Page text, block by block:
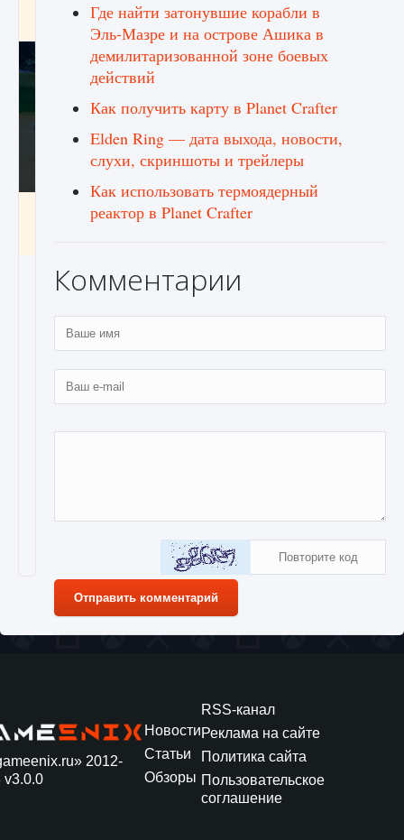
9 августа 2024 1 297 0 0
Как включить чат в Fortnite
Где найти затонувшие корабли в
Эль-Мазре и на острове Ашика в
демилитаризованной зоне боевых
действий
Как получить карту в Planet Crafter
Elden Ring — дата выхода, новости,
слухи, скриншоты и трейлеры
Как использовать термоядерный
реактор в Planet Crafter
Комментарии
Отправить комментарий
2012-
v3.0.0
Новости
Статьи
Обзоры
RSS-канал
Реклама на сайте
Политика сайта
Пользовательское
соглашение